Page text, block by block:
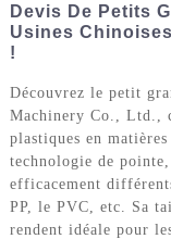
Devis De Petits
Usines
!
Découvrez le petit
Machinery Co., Ltd.,
plastiques en
technologie de
efficacement
PP, le PVC, etc. Sa
rendent idéale pour